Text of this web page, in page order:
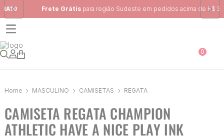
Frete Grátispara região Sudeste em pedidos acima de R$ 399,00
0
MASCULINO CAMISETAS REGATA
CAMISETA REGATA CHAMPION
ATHLETIC HAVE A NICE PLAY INK